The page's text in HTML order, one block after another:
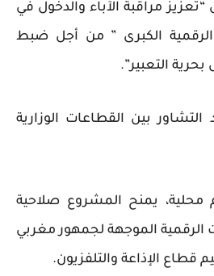
مراقبة الآباء والدخول في
الكبرى ” من أجل ضبط
التعبير”.
بين القطاعات الوزارية
يمنح المشروع صلاحية
الموجهة لجمهور مغربي
قطاع الإذاعة والتلفزيون.